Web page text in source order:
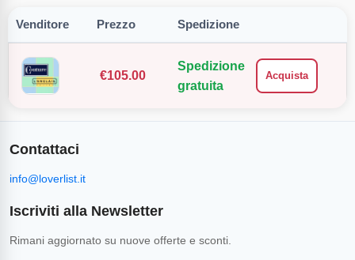
Venditore Prezzo Spedizione
€105.00
Spedizione
gratuita
Acquista
Contattaci
info@loverlist.it
Iscriviti alla Newsletter
Rimani aggiornato su nuove offerte e sconti.